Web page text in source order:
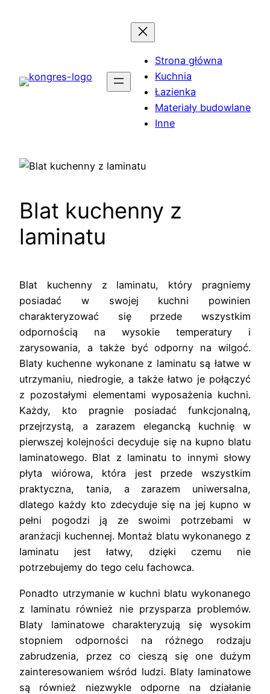
Strona główna
Kuchnia
Łazienka
Materiały budowlane
Inne
Blat kuchenny z
laminatu
Blat kuchenny z laminatu, który pragniemy
posiadać w swojej kuchni powinien
charakteryzować się przede wszystkim
odpornością na wysokie temperatury i
zarysowania, a także być odporny na wilgoć.
Blaty kuchenne wykonane z laminatu są łatwe w
utrzymaniu, niedrogie, a także łatwo je połączyć
z pozostałymi elementami wyposażenia kuchni.
Każdy, kto pragnie posiadać funkcjonalną,
przejrzystą, a zarazem elegancką kuchnię w
pierwszej kolejności decyduje się na kupno blatu
laminatowego. Blat z laminatu to innymi słowy
płyta wiórowa, która jest przede wszystkim
praktyczna, tania, a zarazem uniwersalna,
dlatego każdy kto zdecyduje się na jej kupno w
pełni pogodzi ją ze swoimi potrzebami w
aranżacji kuchennej. Montaż blatu wykonanego z
laminatu jest łatwy, dzięki czemu nie
potrzebujemy do tego celu fachowca.
Ponadto utrzymanie w kuchni blatu wykonanego
z laminatu również nie przysparza problemów.
Blaty laminatowe charakteryzują się wysokim
stopniem odporności na różnego rodzaju
zabrudzenia, przez co cieszą się one dużym
zainteresowaniem wśród ludzi. Blaty laminatowe
są również niezwykle odporne na działanie